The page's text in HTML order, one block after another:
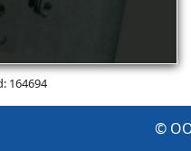
164694
©